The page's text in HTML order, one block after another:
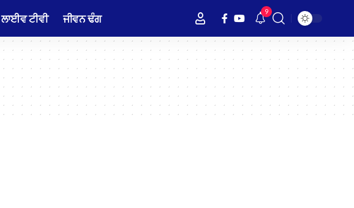
ਲਾਈਵ ਟੀਵੀ ਜੀਵਨ ਢੰਗ 9